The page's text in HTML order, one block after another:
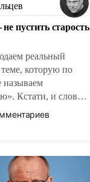
что
в
противостояние
пустить старость
реальный
которую по
называем
Кстати, и слово-
стараются не
– так же, как
несет негативные